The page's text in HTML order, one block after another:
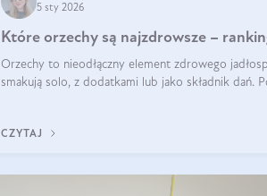
5 sty 2026
Które orzechy są najzdrowsze –
Orzechy to nieodłączny element zdrowego
smakują solo, z dodatkami lub jako składnik dań.
CZYTAJ